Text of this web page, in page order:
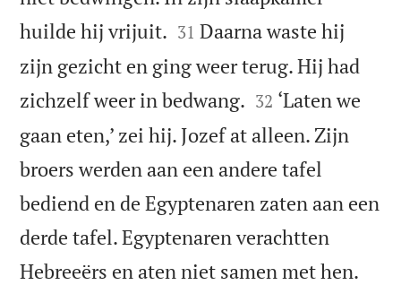
huilde hij vrijuit. 

31 Daarna waste hij
zijn gezicht en ging weer terug. Hij had
zichzelf weer in bedwang. 

32 ‘Laten we
gaan eten,’ zei hij. Jozef at alleen. Zijn
broers werden aan een andere tafel
bediend en de Egyptenaren zaten aan een
derde tafel. Egyptenaren verachtten
Hebreeërs en aten niet samen met hen.